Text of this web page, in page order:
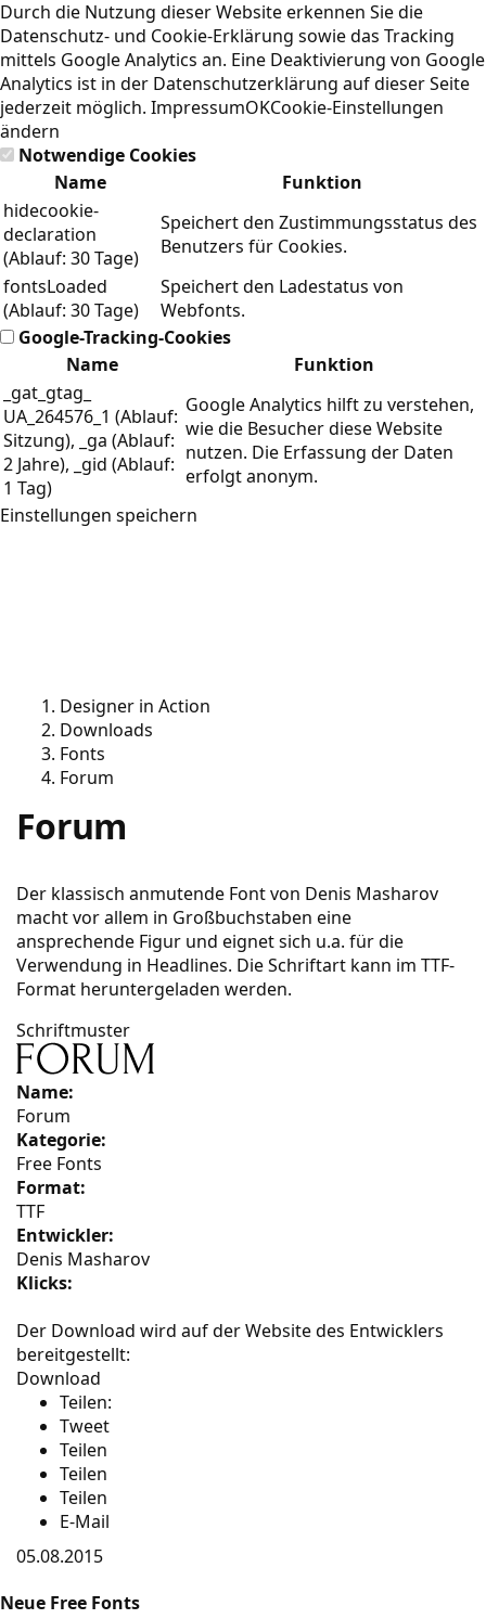
Durch die Nutzung dieser Website erkennen Sie die
Datenschutz- und Cookie-Erklärung sowie das Tracking
mittels Google Analytics an. Eine Deaktivierung von Google
Analytics ist in der Datenschutzerklärung auf dieser Seite
jederzeit möglich. ImpressumOKCookie-Einstellungen
ändern
Notwendige Cookies
Name
Funktion
hidecookie-
declaration
(Ablauf: 30 Tage)
Speichert den Zustimmungsstatus des
Benutzers für Cookies.
fontsLoaded
(Ablauf: 30 Tage)
Speichert den Ladestatus von
Webfonts.
Google-Tracking-Cookies
Name
Funktion
_gat_gtag_
UA_264576_1 (Ablauf:
Sitzung), _ga (Ablauf:
2 Jahre), _gid (Ablauf:
1 Tag)
Google Analytics hilft zu verstehen,
wie die Besucher diese Website
nutzen. Die Erfassung der Daten
erfolgt anonym.
Einstellungen speichern
Designer in Action
Downloads
Fonts
Forum
Forum
Der klassisch anmutende Font von Denis Masharov
macht vor allem in Großbuchstaben eine
ansprechende Figur und eignet sich u.a. für die
Verwendung in Headlines. Die Schriftart kann im TTF-
Format heruntergeladen werden.
Schriftmuster
Name:
Forum
Kategorie:
Free Fonts
Format:
TTF
Entwickler:
Denis Masharov
Klicks:
Der Download wird auf der Website des Entwicklers
bereitgestellt:
Download
Teilen:
Tweet
Teilen
Teilen
Teilen
E-Mail
05.08.2015
Neue Free Fonts